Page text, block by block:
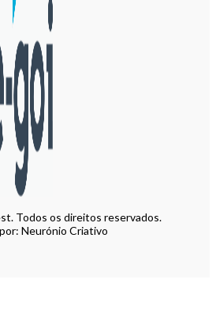
Todos os direitos reservados.
Neurónio Criativo